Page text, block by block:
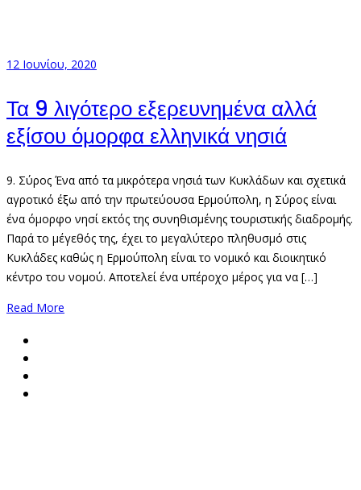
12 Ιουνίου, 2020
Τα 9 λιγότερο εξερευνημένα αλλά
εξίσου όμορφα ελληνικά νησιά
9. Σύρος Ένα από τα μικρότερα νησιά των Κυκλάδων και σχετικά
αγροτικό έξω από την πρωτεύουσα Ερμούπολη, η Σύρος είναι
ένα όμορφο νησί εκτός της συνηθισμένης τουριστικής διαδρομής.
Παρά το μέγεθός της, έχει το μεγαλύτερο πληθυσμό στις
Κυκλάδες καθώς η Ερμούπολη είναι το νομικό και διοικητικό
κέντρο του νομού. Αποτελεί ένα υπέροχο μέρος για να […]
Read More